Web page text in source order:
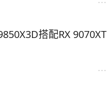
搭配RX 9070XT